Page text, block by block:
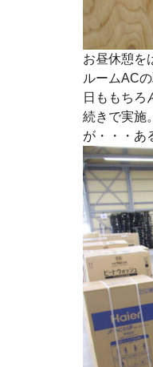
お昼休憩を
ルームAC
日ももちろ
続きで実施
が・・・あ